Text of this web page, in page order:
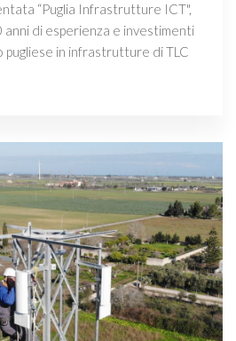
“Puglia Infrastrutture ICT",
di esperienza e investimenti
in infrastrutture di TLC